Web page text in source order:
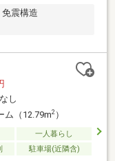
震構造
なし
ム（12.79m2）
一人暮らし
駐車場(近隣含)